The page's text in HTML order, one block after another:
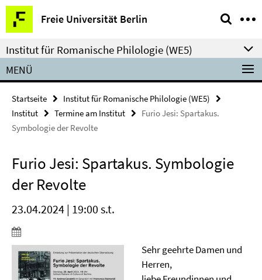
Springe
direkt
zu
Inhalt
Freie Universität Berlin
Service-
Navigation
Institut für Romanische Philologie (WE5)
MENÜ
Startseite
Institut für Romanische Philologie (WE5)
Institut
Termine am Institut
Furio Jesi: Spartakus.
Symbologie der Revolte
Furio Jesi: Spartakus. Symbologie
der Revolte
23.04.2024 | 19:00 s.t.
Sehr geehrte Damen und
Herren,